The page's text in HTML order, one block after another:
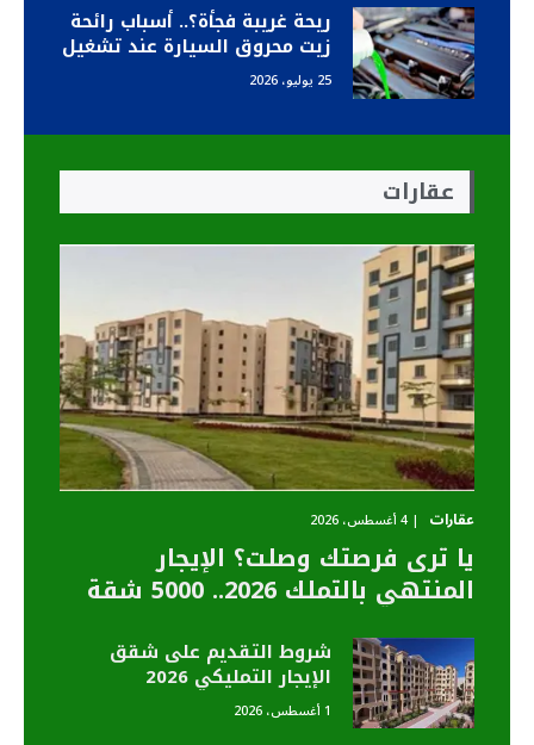
ريحة غريبة فجأة؟.. أسباب رائحة
زيت محروق السيارة عند تشغيل
التكييف وكيف تتخلص منها
نهائيا25 يوليو، 2026
عقارات
عقارات 4 أغسطس، 2026
يا ترى فرصتك وصلت؟ الإيجار
المنتهي بالتملك 2026.. 5000 شقة
جنيه شروط التقديم على شقق
الإيجار التمليكي 2026
بالتفصيل.. فرصة العمر امتلك
شقتك بالتقسيط1 أغسطس، 2026